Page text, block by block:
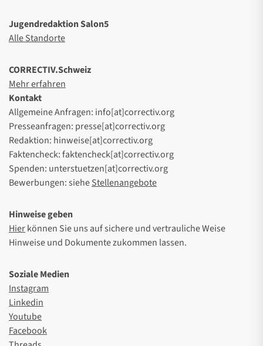
Jugendredaktion Salon5
Alle Standorte
CORRECTIV.Schweiz
Mehr erfahren
Kontakt
Allgemeine Anfragen: info[at]correctiv.org
Presseanfragen: presse[at]correctiv.org
Redaktion: hinweise[at]correctiv.org
Faktencheck: faktencheck[at]correctiv.org
Spenden: unterstuetzen[at]correctiv.org
Bewerbungen: sieheStellenangebote
Hinweise geben
Hierkönnen Sie uns auf sichere und vertrauliche Weise
Hinweise und Dokumente zukommen lassen.
Soziale Medien
Instagram
Linkedin
Youtube
Facebook